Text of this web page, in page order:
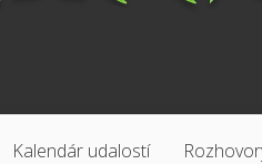
Kalendár udalostí